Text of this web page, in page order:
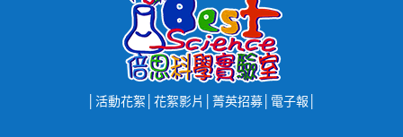
活動花絮 花絮影片 菁英招募│ 電子報